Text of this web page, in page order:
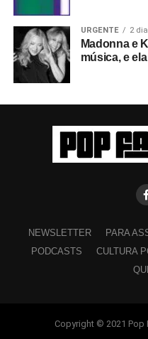
URGENTE 2
Madonna e
música, e
NEWSLETTER PARA
PODCASTS
CULTURA
Copyright © 2021 Pop